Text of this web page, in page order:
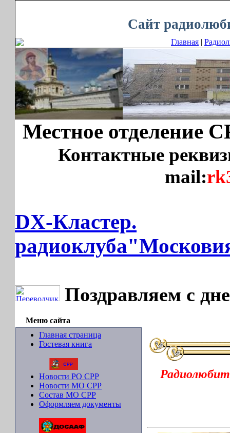
Сайт
Главная |
Местное отделение
Контактные
mail:
DX-Кластер.
Поздравляем с
Меню сайта
Главная страница
Гостевая книга
Новости РО СРР
Новости МО СРР
Состав МО СРР
Оформляем документы